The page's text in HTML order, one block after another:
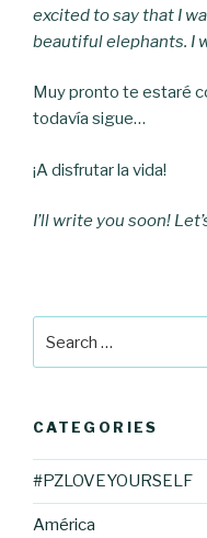
excited to say that I
beautiful elephants. I
Muy pronto te estaré
todavía sigue…
¡A disfrutar la vida!
I’ll write you soon!
CATEGORIES
#PZLOVEYOURSELF
América